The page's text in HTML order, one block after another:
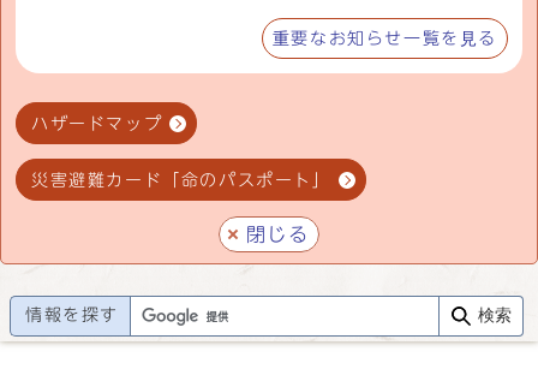
重要なお知らせ一覧を見る
ハザードマップ
災害避難カード「命のパスポート」
閉じる
情報を探す 検索